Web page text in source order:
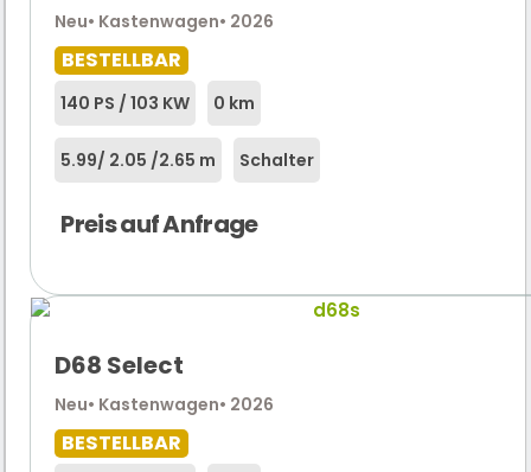
Neu• Kastenwagen• 2026
BESTELLBAR
140 PS / 103 KW 0 km
5.99/ 2.05 /2.65 m Schalter
Preis auf Anfrage
D68 Select
Neu• Kastenwagen• 2026
BESTELLBAR